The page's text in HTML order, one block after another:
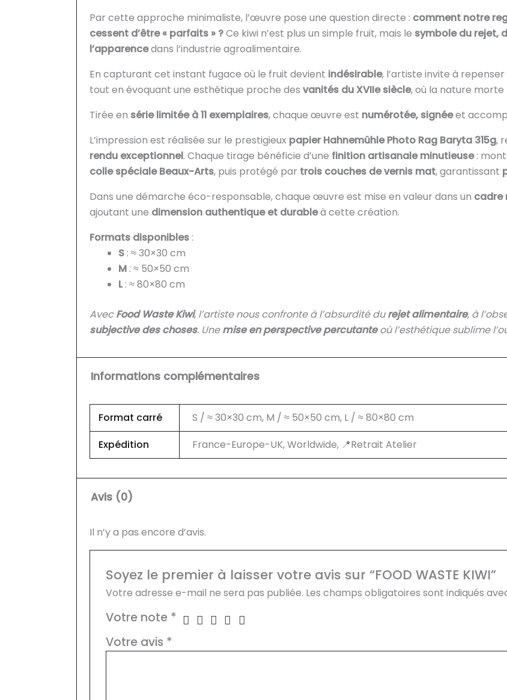
Par cette approche minimaliste, l’œuvre pose une question directe : comment notre
cessent d’être « parfaits » ?Ce kiwi n’est plus un simple fruit, mais le symbole du rejet,
l’apparencedans l’industrie agroalimentaire.
En capturant cet instant fugace où le fruit devient indésirable, l’artiste invite à repenser
tout en évoquant une esthétique proche des vanités du XVIIe siècle, où la nature
Tirée en série limitée à 11 exemplaires, chaque œuvre est numérotée, signéeet
L’impression est réalisée sur le prestigieux papier Hahnemühle Photo Rag Baryta 315g,
rendu exceptionnel. Chaque tirage bénéficie d’une finition artisanale minutieuse:
colle spéciale Beaux-Arts, puis protégé par trois couches de vernis mat, garantissant
Dans une démarche éco-responsable, chaque œuvre est mise en valeur dans un cadre
ajoutant une dimension authentique et durableà cette création.
Formats disponibles:
S: ≈ 30×30 cm
M: ≈ 50×50 cm
L: ≈ 80×80 cm
AvecFood Waste Kiwi, l’artiste nous confronte à l’absurdité durejet alimentaire, à
subjective des choses. Unemise en perspective percutanteoù l’esthétique sublime
Informations complémentaires
Format carré
S / ≈ 30×30 cm, M / ≈ 50×50 cm, L / ≈ 80×80 cm
Expédition
France-Europe-UK, Worldwide, 📍Retrait Atelier
Avis (0)
Il n’y a pas encore d’avis.
Soyez le premier à laisser votre avis sur “FOOD WASTE KIWI”
Votre adresse e-mail ne sera pas publiée. Les champs obligatoires sont indiqués
Votre note *
Votre avis *